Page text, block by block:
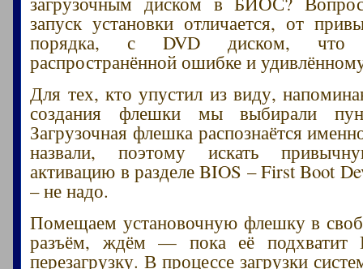
запуск установки отличается, от
порядка, с DVD диском, что
распространённой ошибке и
Для тех, кто упустил из виду,
создания флешки мы выбирали
Загрузочная флешка распознаётся
назвали, поэтому искать
активацию в разделе BIOS – First Boot
– не надо.
Помещаем установочную флешку в
разъём, ждём — пока её
перезагрузку. В процессе загрузки